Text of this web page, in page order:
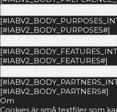
[#IABV2_BODY_PURPOSES#]
[#IABV2_BODY_FEATURES#]
[#IABV2_BODY_PARTNERS#]
Om
Cookies är små textfiler som